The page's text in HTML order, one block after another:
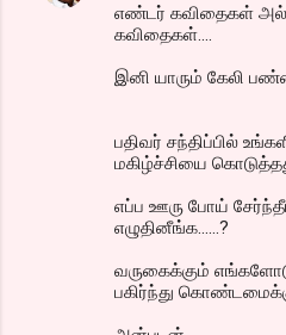
எண்டர் கவிதைகள்
கவிதைகள்....
இனி யாரும் கேலி பண்ண
பதிவர் சந்திப்பில்
மகிழ்ச்சியை
எப்ப ஊரு போய்
எழுதினீங்க......?
வருகைக்கும்
பகிர்ந்து